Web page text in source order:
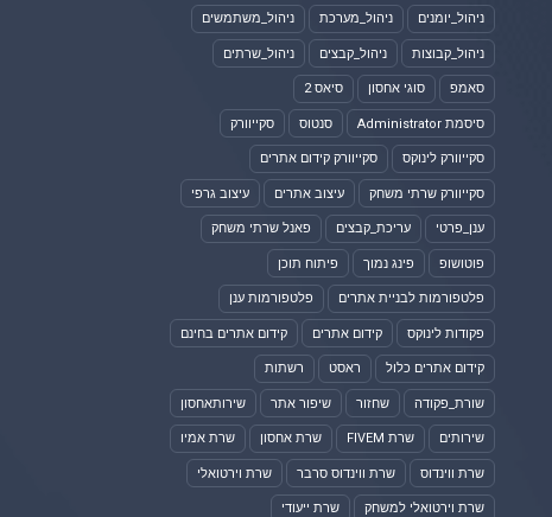
ניהול_יומנים ניהול_מערכת ניהול_משתמשים
ניהול_קבוצות ניהול_קבצים ניהול_שרתים
סאמפ סוגי אחסון סיאס 2
סיסמת Administrator סנטוס סקייוורק
סקייוורק לינוקס סקייוורק קידום אתרים
סקייוורק שרתי משחק עיצוב אתרים עיצוב גרפי
ענן_פרטי עריכת_קבצים פאנל שרתי משחק
פוטושופ פינג נמוך פיתוח תוכן
פלטפורמות לבניית אתרים פלטפורמות ענן
פקודות לינוקס קידום אתרים קידום אתרים בחינם
קידום אתרים כלול ראסט רשתות
שורת_פקודה שחזור שיפור אתר שירותאחסון
שירותים שרת FIVEM שרת אחסון שרת אמיו
שרת ווינדוס שרת ווינדוס סרבר שרת וירטואלי
שרת וירטואלי למשחק שרת ייעודי